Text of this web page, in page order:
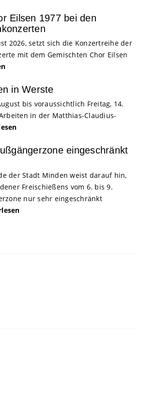
Eilsen 1977 bei den
2026, setzt sich die Konzertreihe der
mit dem Gemischten Chor Eilsen
in Werste
bis voraussichtlich Freitag, 14.
in der Matthias-Claudius-
eingeschränkt
der Stadt Minden weist darauf hin,
Freischießens vom 6. bis 9.
nur sehr eingeschränkt